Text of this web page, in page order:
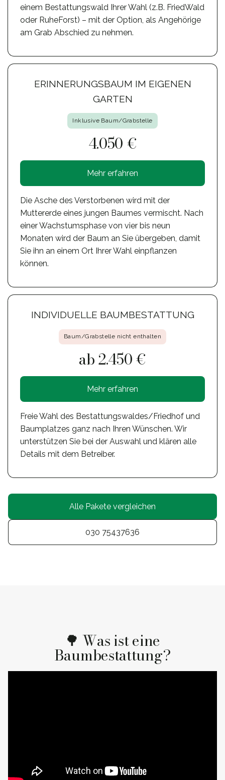
einem Bestattungswald Ihrer Wahl (z.B. FriedWald
oder RuheForst) – mit der Option, als Angehörige
am Grab Abschied zu nehmen.
ERINNERUNGSBAUM IM EIGENEN
GARTEN
Inklusive Baum/Grabstelle
4.050 €
Mehr erfahren
Die Asche des Verstorbenen wird mit der
Muttererde eines jungen Baumes vermischt. Nach
einer Wachstumsphase von vier bis neun
Monaten wird der Baum an Sie übergeben, damit
Sie ihn an einem Ort Ihrer Wahl einpflanzen
können.
INDIVIDUELLE BAUMBESTATTUNG
Baum/Grabstelle nicht enthalten
ab 2.450 €
Mehr erfahren
Freie Wahl des Bestattungswaldes/Friedhof und
Baumplatzes ganz nach Ihren Wünschen. Wir
unterstützen Sie bei der Auswahl und klären alle
Details mit dem Betreiber.
Alle Pakete vergleichen
030 75437636
🌳 Was ist eine
Baumbestattung?